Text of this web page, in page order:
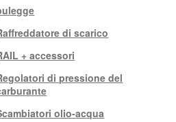
di scarico
+ accessori
di pressione del
olio-acqua